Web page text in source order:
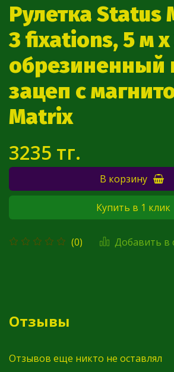
Рулетка Status
3 fixations, 5 м
обрезиненный
зацеп с
Matrix
(0) Добавить в
3235 тг.
В корзину
Купить в 1 клик
Отзывы
Отзывов еще никто не оставлял